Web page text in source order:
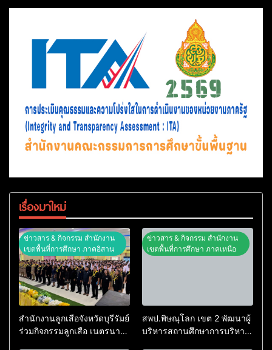
เรื่องมาใหม่
ข่าวสาร & กิจกรรม สำนักงาน
เขตพื้นที่การศึกษา ภาคอิสาน
สำนักงานลูกเสือจังหวัดบุรีรัมย์
ร่วมกิจกรรมลูกเสือ เนตรนารี
ข่าวสาร & กิจกรรม สำนักงาน
เขตพื้นที่การศึกษา ภาคเหนือ
สพป.พิษณุโลก เขต 2 พัฒนาผู้
บริหารสถานศึกษาการบริหาร